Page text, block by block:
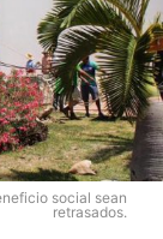
social sean
retrasados.